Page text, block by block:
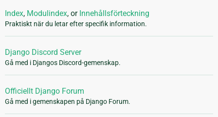
Index, Modulindex, or Innehållsförteckning
Praktiskt när du letar efter specifik information.
Django Discord Server
Gå med i Djangos Discord-gemenskap.
Officiellt Django Forum
Gå med i gemenskapen på Django Forum.